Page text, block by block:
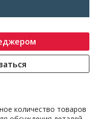
количество товаров